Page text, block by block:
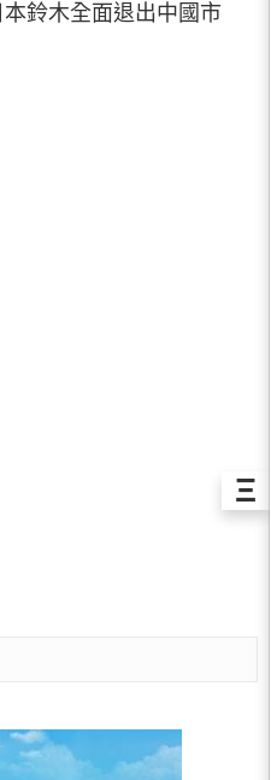
鈴木全面退出中國市
Ξ